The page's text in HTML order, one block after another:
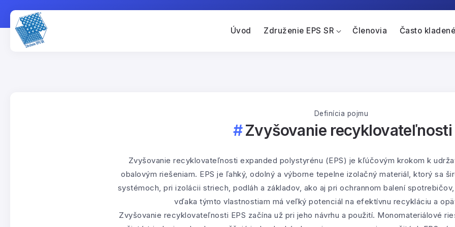
Úvod Združenie EPS SR Členovia Často
Definícia pojmu
Zvyšovanie recyklovateľnosti
Zvyšovanie recyklovateľnosti expanded polystyrénu (EPS) je kľúčovým krokom k
obalovým riešeniam. EPS je ľahký, odolný a výborne tepelne izolačný materiál, ktorý sa
systémoch, pri izolácii striech, podláh a základov, ako aj pri ochrannom balení
vďaka týmto vlastnostiam má veľký potenciál na efektívnu recykláciu a
Zvyšovanie recyklovateľnosti EPS začína už pri jeho návrhu a použití. Monomateriálové